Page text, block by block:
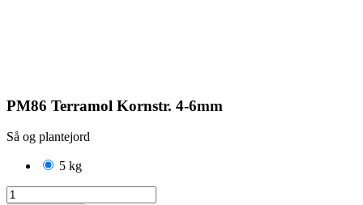
PM86 Terramol Kornstr. 4-6mm
Så og plantejord
5 kg